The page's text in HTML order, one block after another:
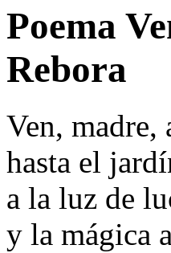
Poema
Rebora
Ven, madre,
hasta el
a la luz de
y la mágica